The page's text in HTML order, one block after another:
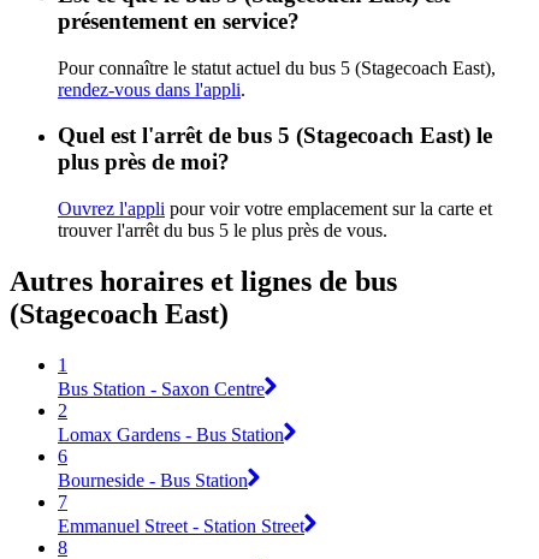
présentement en service?
Pour connaître le statut actuel du bus 5 (Stagecoach East),
rendez-vous dans l'appli.
Quel est l'arrêt de bus 5 (Stagecoach East) le
plus près de moi?
Ouvrez l'appli pour voir votre emplacement sur la carte et
trouver l'arrêt du bus 5 le plus près de vous.
Autres horaires et lignes de bus
(Stagecoach East)
1
Bus Station - Saxon Centre
2
Lomax Gardens - Bus Station
6
Bourneside - Bus Station
7
Emmanuel Street - Station Street
8